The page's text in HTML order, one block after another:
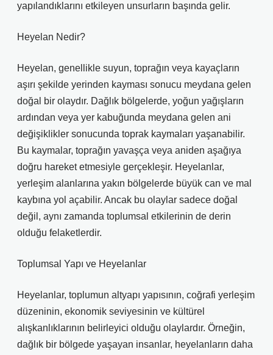
yapılandıklarını etkileyen unsurların başında gelir.
Heyelan Nedir?
Heyelan, genellikle suyun, toprağın veya kayaçların
aşırı şekilde yerinden kayması sonucu meydana gelen
doğal bir olaydır. Dağlık bölgelerde, yoğun yağışların
ardından veya yer kabuğunda meydana gelen ani
değişiklikler sonucunda toprak kaymaları yaşanabilir.
Bu kaymalar, toprağın yavaşça veya aniden aşağıya
doğru hareket etmesiyle gerçekleşir. Heyelanlar,
yerleşim alanlarına yakın bölgelerde büyük can ve mal
kaybına yol açabilir. Ancak bu olaylar sadece doğal
değil, aynı zamanda toplumsal etkilerinin de derin
olduğu felaketlerdir.
Toplumsal Yapı ve Heyelanlar
Heyelanlar, toplumun altyapı yapısının, coğrafi yerleşim
düzeninin, ekonomik seviyesinin ve kültürel
alışkanlıklarının belirleyici olduğu olaylardır. Örneğin,
dağlık bir bölgede yaşayan insanlar, heyelanların daha